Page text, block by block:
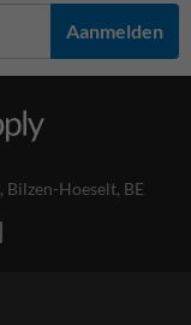
Aanmelden
, Bilzen-Hoeselt, BE